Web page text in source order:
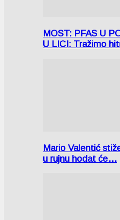
MOST: PFAS U
U LICI: Tražimo
Mario Valentić
u rujnu hodat će…